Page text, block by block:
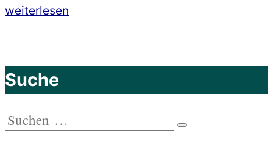
„TipTalk
Sprachassistenz-
App
für
Menschen
weiterlesen
Suche
Suchen